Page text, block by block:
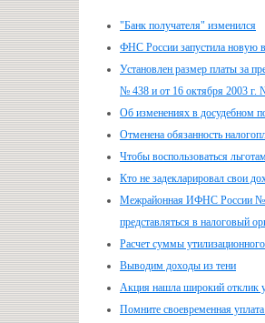
"Банк получателя" изменился
ФНС России запустила новую
Установлен размер платы за
№ 438 и от 16 октября 2003 г.
Об изменениях в досудебном
Отменена обязанность
Чтобы воспользоваться
Кто не задекларировал свои
Межрайонная ИФНС России №8
представляться в налоговый
Расчет суммы
Выводим доходы из тени
Акция нашла широкий отклик
Помните своевременная